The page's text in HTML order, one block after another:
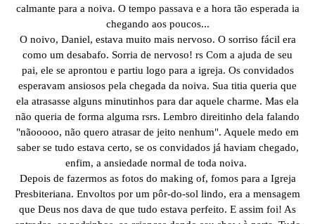
calmante para a noiva. O tempo passava e a hora tão esperada ia
chegando aos poucos...
O noivo, Daniel, estava muito mais nervoso. O sorriso fácil era
como um desabafo. Sorria de nervoso! rs Com a ajuda de seu
pai, ele se aprontou e partiu logo para a igreja. Os convidados
esperavam ansiosos pela chegada da noiva. Sua titia queria que
ela atrasasse alguns minutinhos para dar aquele charme. Mas ela
não queria de forma alguma rsrs. Lembro direitinho dela falando
"nãooooo, não quero atrasar de jeito nenhum". Aquele medo em
saber se tudo estava certo, se os convidados já haviam chegado,
enfim, a ansiedade normal de toda noiva.
Depois de fazermos as fotos do making of, fomos para a Igreja
Presbiteriana. Envoltos por um pôr-do-sol lindo, era a mensagem
que Deus nos dava de que tudo estava perfeito. E assim foi! As